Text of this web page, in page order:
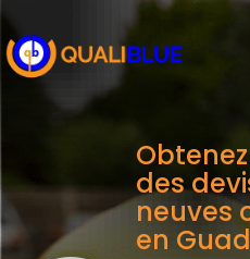
des
neuves
en